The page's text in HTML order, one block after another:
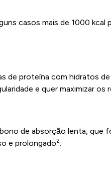
casos mais de 1000
de proteína com hidratos
e quer maximizar
de absorção lenta, que
e prolongado2.